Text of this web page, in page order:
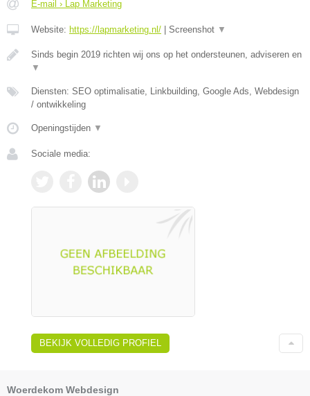
E-mail › Lap Marketing
Website: https://lapmarketing.nl/ Screenshot ▼
Sinds begin 2019 richten wij ons op het ondersteunen, adviseren en
▼
Diensten: SEO optimalisatie, Linkbuilding, Google Ads, Webdesign
/ ontwikkeling
Openingstijden ▼
Sociale media:
BEKIJK VOLLEDIG PROFIEL
Woerdekom Webdesign